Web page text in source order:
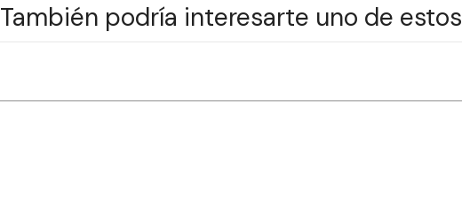
También podría interesarte uno de estos